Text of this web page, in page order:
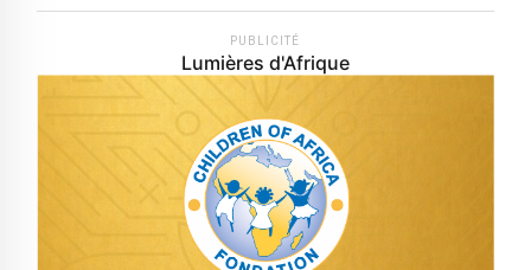
PUBLICITÉ
Lumières d'Afrique